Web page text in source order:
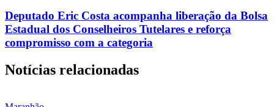
Deputado Eric Costa acompanha liberação da Bolsa
Estadual dos Conselheiros Tutelares e reforça
compromisso com a categoria
Notícias relacionadas